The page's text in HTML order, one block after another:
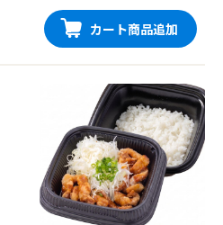
カート商品追加